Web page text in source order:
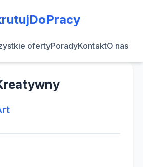
ofertyPoradyKontaktO nas